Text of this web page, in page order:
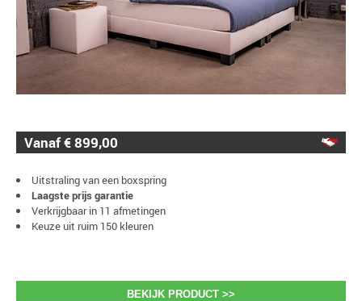
Vanaf € 899,00
Uitstraling van een boxspring
Laagste prijs garantie
Verkrijgbaar in 11 afmetingen
Keuze uit ruim 150 kleuren
BEKIJK PRODUCT >>